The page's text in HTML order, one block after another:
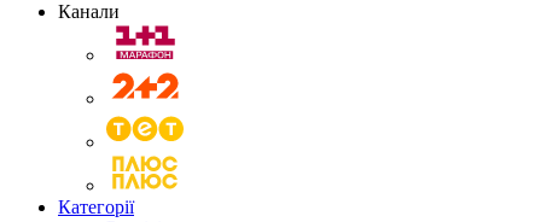
Канали
Категорії